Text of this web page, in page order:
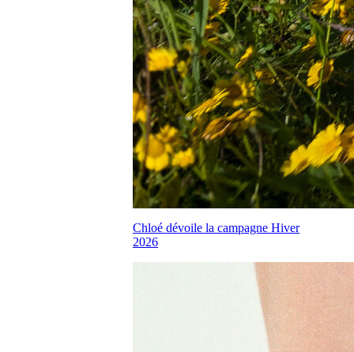
Chloé dévoile la campagne Hiver
2026